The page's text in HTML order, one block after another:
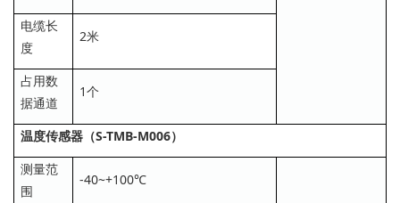
电缆长
度
2米
占用数
据通道
1个
温度传感器（S-TMB-M006）
测量范
围
-40~+100℃